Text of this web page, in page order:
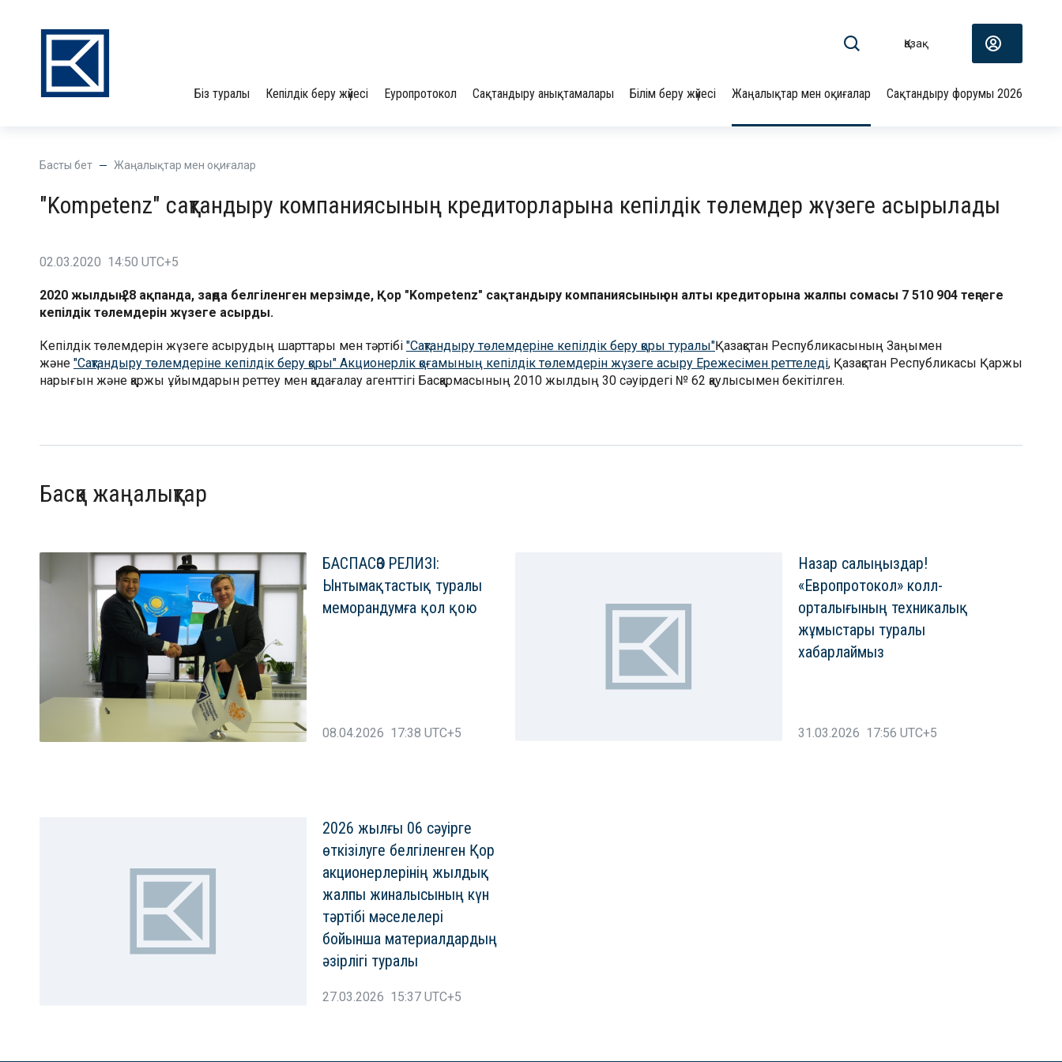
Қазақ
Біз туралы Кепілдік беру жүйесі Еуропротокол Сақтандыру анықтамалары Білім беру жүйесі Жаңалықтар мен оқиғалар Сақтандыру форумы 2026
Басты бет Жаңалықтар мен оқиғалар
"Kompetenz" сақтандыру компаниясының кредиторларына кепілдік төлемдер жүзеге асырылады
02.03.2020 14:50 UTC+5
2020 жылдың 28 ақпанда, заңда белгіленген мерзімде, Қор "Kompetenz" сақтандыру компаниясының он алты кредиторына жалпы сомасы 7 510 904 теңгеге
кепілдік төлемдерін жүзеге асырды.
Кепілдік төлемдерін жүзеге асырудың шарттары мен тәртібі "Сақтандыру төлемдеріне кепілдік беру қоры туралы"Қазақстан Республикасының Заңымен
және "Сақтандыру төлемдеріне кепілдік беру қоры" Акционерлік қоғамының кепілдік төлемдерін жүзеге асыру Ережесімен реттеледі, Қазақстан Республикасы Қаржы
нарығын және қаржы ұйымдарын реттеу мен қадағалау агенттігі Басқармасының 2010 жылдың 30 сәуірдегі № 62 қаулысымен бекітілген.
Басқа жаңалықтар
БАСПАСӨЗ РЕЛИЗІ:
Ынтымақтастық туралы
меморандумға қол қою
08.04.2026 17:38 UTC+5
Назар салыңыздар!
«Европротокол» колл-
орталығының техникалық
жұмыстары туралы
хабарлаймыз
31.03.2026 17:56 UTC+5
2026 жылғы 06 сәуірге
өткізілуге белгіленген Қор
акционерлерінің жылдық
жалпы жиналысының күн
тәртібі мәселелері
бойынша материалдардың
әзірлігі туралы
27.03.2026 15:37 UTC+5